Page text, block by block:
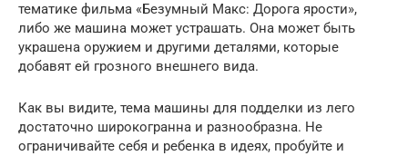
тематике фильма «Безумный Макс: Дорога ярости»,
либо же машина может устрашать. Она может быть
украшена оружием и другими деталями, которые
добавят ей грозного внешнего вида.
Как вы видите, тема машины для подделки из лего
достаточно широкогранна и разнообразна. Не
ограничивайте себя и ребенка в идеях, пробуйте и